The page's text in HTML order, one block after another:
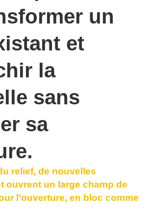
un
et
la
sans
sa
relief, de nouvelles
ouvrent un large champ de
l’ouverture, en bloc comme